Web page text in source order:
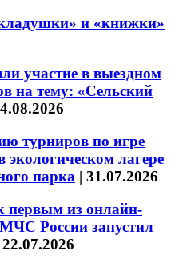
и «книжки»
участие в выездном
на тему: «Сельский
турниров по игре
лагере
парка | 31.07.2026
первым из онлайн-
МЧС России запустил
22.07.2026